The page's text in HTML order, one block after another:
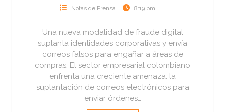
Notas de Prensa 8:19 pm
Una nueva modalidad de fraude digital
suplanta identidades corporativas y envía
correos falsos para engañar a áreas de
compras. El sector empresarial colombiano
enfrenta una creciente amenaza: la
suplantación de correos electrónicos para
enviar órdenes…